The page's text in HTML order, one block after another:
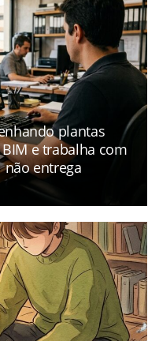
plantas
e trabalha com
entrega